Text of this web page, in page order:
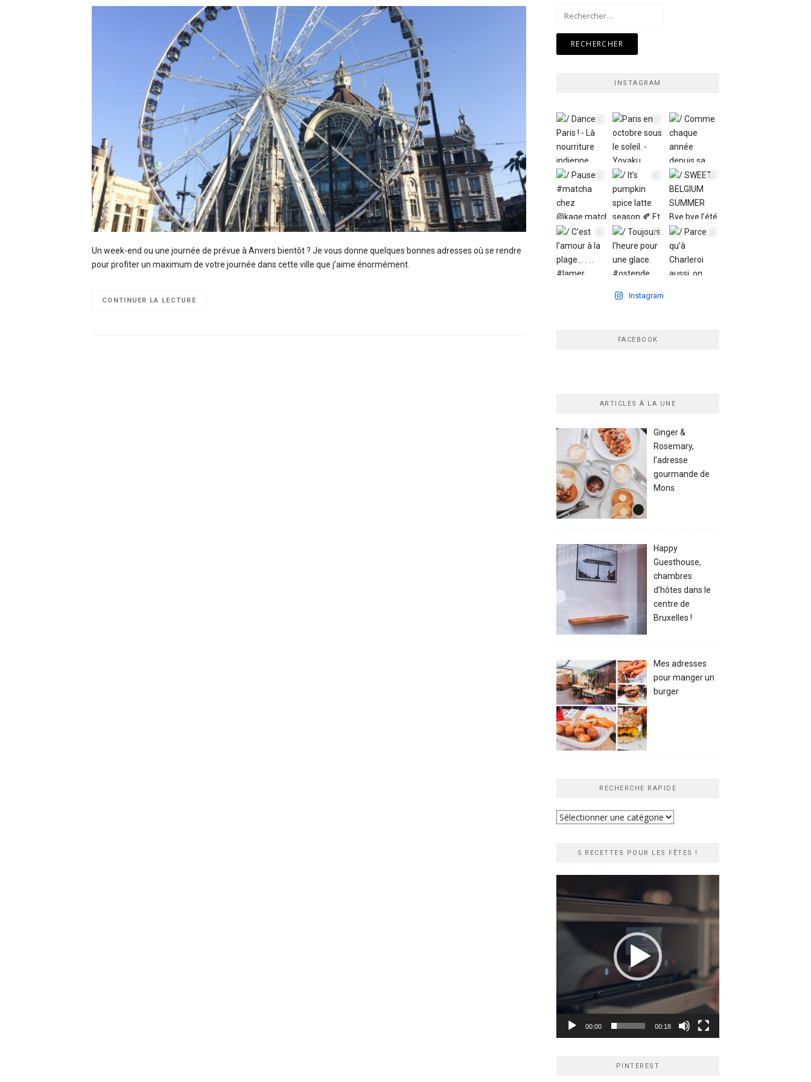
Un week-end ou une journée de prévue à Anvers bientôt ? Je vous donne quelques bonnes adresses où se rendre
pour profiter un maximum de votre journée dans cette ville que j’aime énormément.
CONTINUER LA LECTURE
INSTAGRAM
Instagram
FACEBOOK
ARTICLES À LA UNE
Ginger &
Rosemary,
l’adresse
gourmande de
Mons
Happy
Guesthouse,
chambres
d’hôtes dans le
centre de
Bruxelles !
Mes adresses
pour manger un
burger
RECHERCHE RAPIDE
Recherche
5 RECETTES POUR LES FÊTES !
vidéo
00:00 00:18
PINTEREST